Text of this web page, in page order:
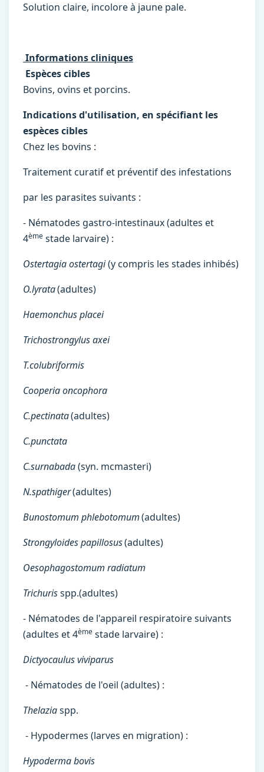
Solution claire, incolore à jaune pale.
Informations cliniques
Espèces cibles
Bovins, ovins et porcins.
Indications d'utilisation, en spécifiant les
espèces cibles
Chez les bovins :
Traitement curatif et préventif des infestations
par les parasites suivants :
- Nématodes gastro-intestinaux (adultes et
4ème stade larvaire) :
Ostertagia ostertagi(y compris les stades inhibés)
O.lyrata(adultes)
Haemonchus placei
Trichostrongylus axei
T.colubriformis
Cooperia oncophora
C.pectinata(adultes)
C.punctata
C.surnabada(syn. mcmasteri)
N.spathiger(adultes)
Bunostomum phlebotomum(adultes)
Strongyloides papillosus(adultes)
Oesophagostomum radiatum
Trichurisspp.(adultes)
- Nématodes de l'appareil respiratoire suivants
(adultes et 4ème stade larvaire) :
Dictyocaulus viviparus
- Nématodes de l'oeil (adultes) :
Thelaziaspp.
- Hypodermes (larves en migration) :
Hypoderma bovis